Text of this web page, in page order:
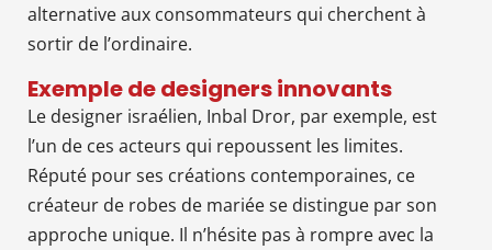
alternative aux consommateurs qui cherchent à
sortir de l’ordinaire.
Exemple de designers innovants
Le designer israélien, Inbal Dror, par exemple, est
l’un de ces acteurs qui repoussent les limites.
Réputé pour ses créations contemporaines, ce
créateur de robes de mariée se distingue par son
approche unique. Il n’hésite pas à rompre avec la